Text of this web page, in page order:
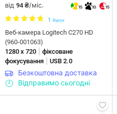
від 94 ₴/міс. 15 10 15
1 Відгук
Веб-камера Logitech C270 HD
(960-001063)
1280 х 720
фіксоване
фокусування
USB 2.0
Безкоштовна доставка
Відправимо сьогодні